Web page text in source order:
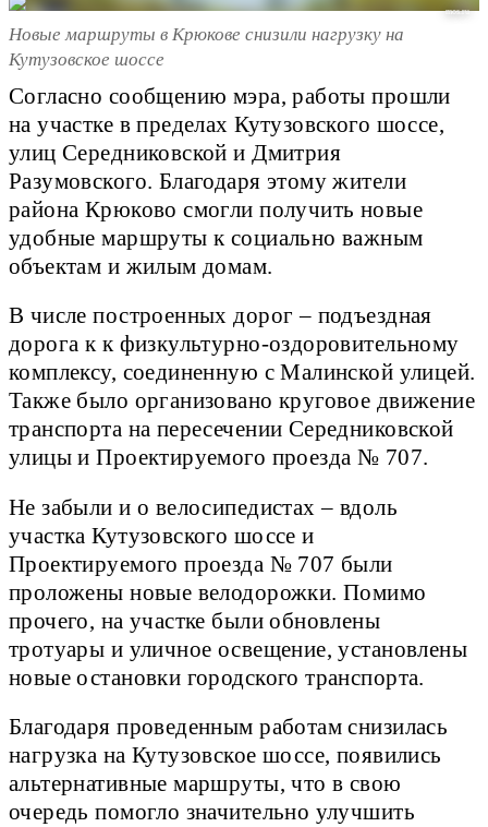
mos.ru
Новые маршруты в Крюкове снизили нагрузку на
Кутузовское шоссе
Согласно сообщению мэра, работы прошли
на участке в пределах Кутузовского шоссе,
улиц Середниковской и Дмитрия
Разумовского. Благодаря этому жители
района Крюково смогли получить новые
удобные маршруты к социально важным
объектам и жилым домам.
В числе построенных дорог – подъездная
дорога к к физкультурно-оздоровительному
комплексу, соединенную с Малинской улицей.
Также было организовано круговое движение
транспорта на пересечении Середниковской
улицы и Проектируемого проезда № 707.
Не забыли и о велосипедистах – вдоль
участка Кутузовского шоссе и
Проектируемого проезда № 707 были
проложены новые велодорожки. Помимо
прочего, на участке были обновлены
тротуары и уличное освещение, установлены
новые остановки городского транспорта.
Благодаря проведенным работам снизилась
нагрузка на Кутузовское шоссе, появились
альтернативные маршруты, что в свою
очередь помогло значительно улучшить